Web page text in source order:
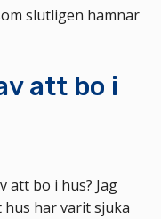
slutligen hamnar
att bo i
att bo i hus? Jag
har varit sjuka